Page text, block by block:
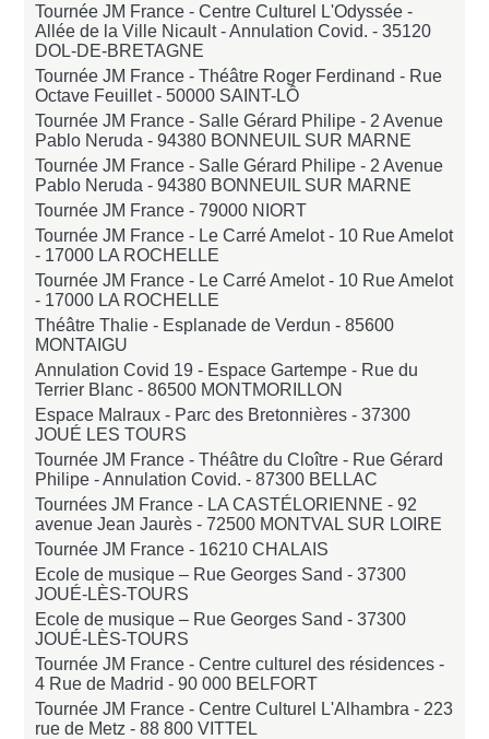
Tournée JM France - Centre Culturel L'Odyssée -
Allée de la Ville Nicault - Annulation Covid. -35120
DOL-DE-BRETAGNE
Tournée JM France - Théâtre Roger Ferdinand - Rue
Octave Feuillet -50000 SAINT-LÔ
Tournée JM France - Salle Gérard Philipe - 2 Avenue
Pablo Neruda -94380 BONNEUIL SUR MARNE
Tournée JM France - Salle Gérard Philipe - 2 Avenue
Pablo Neruda -94380 BONNEUIL SUR MARNE
Tournée JM France -79000 NIORT
Tournée JM France - Le Carré Amelot - 10 Rue Amelot
- 17000 LA ROCHELLE
Tournée JM France - Le Carré Amelot - 10 Rue Amelot
- 17000 LA ROCHELLE
Théâtre Thalie - Esplanade de Verdun -85600
MONTAIGU
Annulation Covid 19 - Espace Gartempe - Rue du
Terrier Blanc -86500 MONTMORILLON
Espace Malraux - Parc des Bretonnières -37300
JOUÉ LES TOURS
Tournée JM France - Théâtre du Cloître - Rue Gérard
Philipe - Annulation Covid. -87300 BELLAC
Tournées JM France - LA CASTÉLORIENNE - 92
avenue Jean Jaurès -72500 MONTVAL SUR LOIRE
Tournée JM France - 16210 CHALAIS
Ecole de musique – Rue Georges Sand -37300
JOUÉ-LÈS-TOURS
Ecole de musique – Rue Georges Sand -37300
JOUÉ-LÈS-TOURS
Tournée JM France - Centre culturel des résidences -
4 Rue de Madrid -90 000 BELFORT
Tournée JM France - Centre Culturel L'Alhambra - 223
rue de Metz -88 800 VITTEL